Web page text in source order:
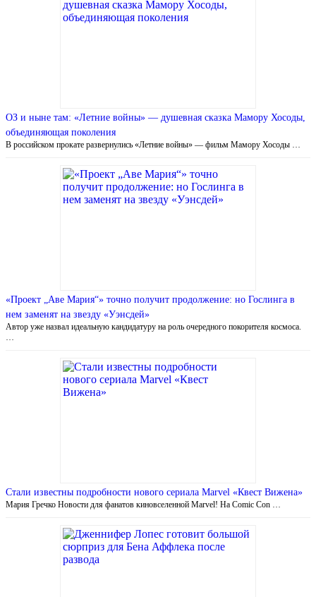
ОЗ и ныне там: «Летние войны» — душевная сказка Мамору Хосоды,
объединяющая поколения
В российском прокате развернулись «Летние войны» — фильм Мамору Хосоды …
«Проект „Аве Мария“» точно получит продолжение: но Гослинга в
нем заменят на звезду «Уэнсдей»
Автор уже назвал идеальную кандидатуру на роль очередного покорителя космоса.
Стали известны подробности нового сериала Marvel «Квест Вижена»
Мария Гречко Новости для фанатов киновселенной Marvel! На Comic Con …